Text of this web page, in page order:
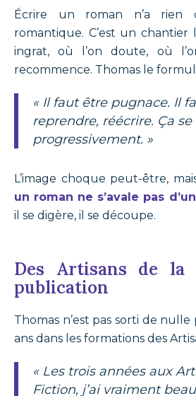
Écrire un roman n’a rien
romantique. C’est un chantier
ingrat, où l’on doute, où
recommence. Thomas le
« Il faut être pugnace. Il
reprendre, réécrire. Ça
progressivement. »
L’image choque peut-être,
un roman ne s’avale pas
il se digère, il se découpe.
Des Artisans de
publication
Thomas n’est pas sorti de nulle
ans dans les formations des
« Les trois années aux
Fiction, j’ai vraiment